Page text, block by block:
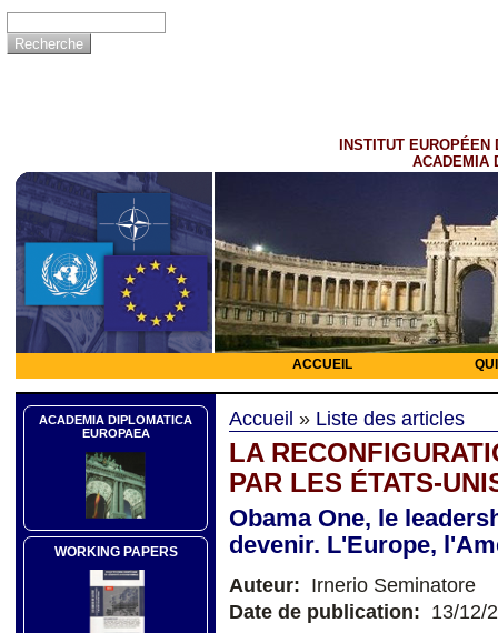
INSTITUT EUROPÉEN
ACADEMIA
ACCUEIL
ACADEMIA DIPLOMATICA
EUROPAEA
WORKING PAPERS
Accueil » Liste des articles
LA
PAR LES ÉTATS-
Obama One, le
devenir. L'Europe,
Auteur: Irnerio Seminatore
Date de publication: 13/12/